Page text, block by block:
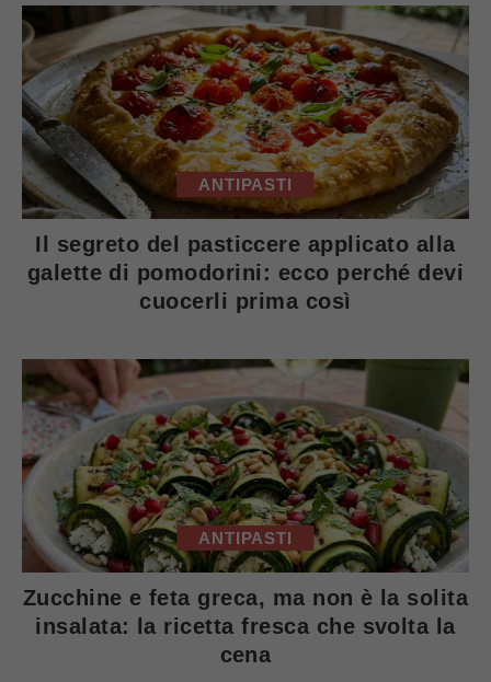
ANTIPASTI
Il segreto del pasticcere applicato alla
galette di pomodorini: ecco perché devi
cuocerli prima così
ANTIPASTI
Zucchine e feta greca, ma non è la solita
insalata: la ricetta fresca che svolta la
cena